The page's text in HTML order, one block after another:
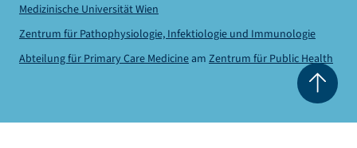
Medizinische Universität Wien
Zentrum für Pathophysiologie, Infektiologie und Immunologie
Abteilung für Primary Care Medicineam Zentrum für Public Health